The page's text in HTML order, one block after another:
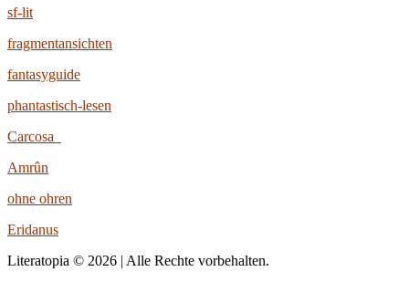
sf-lit
fragmentansichten
fantasyguide
phantastisch-lesen
Carcosa
Amrûn
ohne ohren
Eridanus
Literatopia © 2026 | Alle Rechte vorbehalten.